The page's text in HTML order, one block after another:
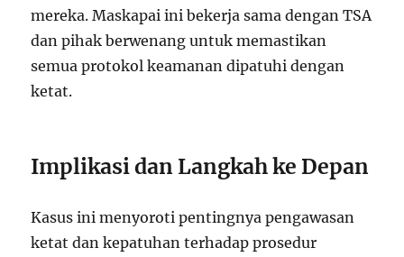
mereka. Maskapai ini bekerja sama dengan TSA
dan pihak berwenang untuk memastikan
semua protokol keamanan dipatuhi dengan
ketat.
Implikasi dan Langkah ke Depan
Kasus ini menyoroti pentingnya pengawasan
ketat dan kepatuhan terhadap prosedur